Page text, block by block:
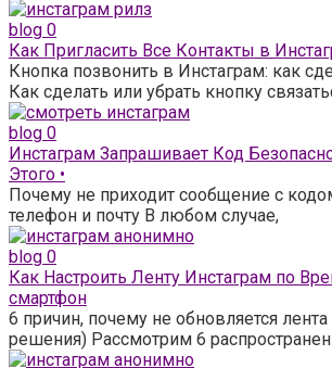
blog 0
Как Пригласить Все Контакты в
Кнопка позвонить в Инстаграм: как
Как сделать или убрать кнопку
blog 0
Инстаграм Запрашивает Код
Этого •
Почему не приходит сообщение с
телефон и почту В любом случае,
blog 0
Как Настроить Ленту Инстаграм по
смартфон
6 причин, почему не обновляется
решения) Рассмотрим 6